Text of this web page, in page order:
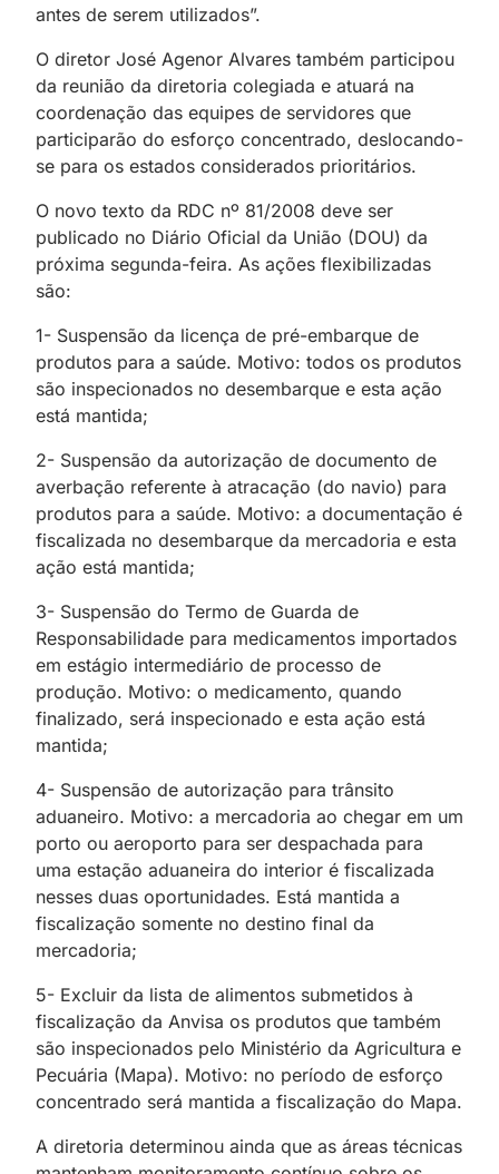
antes de serem utilizados”.
O diretor José Agenor Alvares também participou
da reunião da diretoria colegiada e atuará na
coordenação das equipes de servidores que
participarão do esforço concentrado, deslocando-
se para os estados considerados prioritários.
O novo texto da RDC nº 81/2008 deve ser
publicado no Diário Oficial da União (DOU) da
próxima segunda-feira. As ações flexibilizadas
são:
1- Suspensão da licença de pré-embarque de
produtos para a saúde. Motivo: todos os produtos
são inspecionados no desembarque e esta ação
está mantida;
2- Suspensão da autorização de documento de
averbação referente à atracação (do navio) para
produtos para a saúde. Motivo: a documentação é
fiscalizada no desembarque da mercadoria e esta
ação está mantida;
3- Suspensão do Termo de Guarda de
Responsabilidade para medicamentos importados
em estágio intermediário de processo de
produção. Motivo: o medicamento, quando
finalizado, será inspecionado e esta ação está
mantida;
4- Suspensão de autorização para trânsito
aduaneiro. Motivo: a mercadoria ao chegar em um
porto ou aeroporto para ser despachada para
uma estação aduaneira do interior é fiscalizada
nesses duas oportunidades. Está mantida a
fiscalização somente no destino final da
mercadoria;
5- Excluir da lista de alimentos submetidos à
fiscalização da Anvisa os produtos que também
são inspecionados pelo Ministério da Agricultura e
Pecuária (Mapa). Motivo: no período de esforço
concentrado será mantida a fiscalização do Mapa.
A diretoria determinou ainda que as áreas técnicas